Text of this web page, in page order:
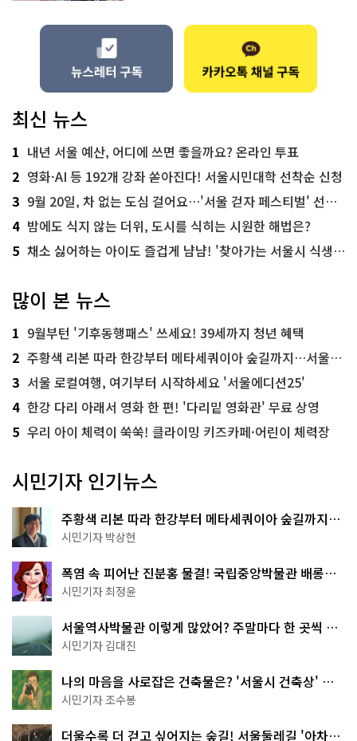
최신 뉴스
1 내년 서울 예산, 어디에 쓰면 좋을까요? 온라인 투표
2 영화·AI 등 192개 강좌 쏟아진다! 서울시민대학 선착순 신청
3 9월 20일, 차 없는 도심 걸어요…'서울 걷자 페스티벌' 선착순 5천명
4 밤에도 식지 않는 더위, 도시를 식히는 시원한 해법은?
5 채소 싫어하는 아이도 즐겁게 냠냠! '찾아가는 서울시 식생활 교육' 현장
많이 본 뉴스
1 9월부턴 '기후동행패스' 쓰세요! 39세까지 청년 혜택
2 주황색 리본 따라 한강부터 메타세쿼이아 숲길까지…서울둘레길 15코스
3 서울 로컬여행, 여기부터 시작하세요 '서울에디션25'
4 한강 다리 아래서 영화 한 편! '다리밑 영화관' 무료 상영
5 우리 아이 체력이 쑥쑥! 클라이밍 키즈카페·어린이 체력장
시민기자 인기뉴스
주황색 리본 따라 한강부터 메타세쿼이아 숲길까지…
서울둘레길 15코스
시민기자 박상현
폭염 속 피어난 진분홍 물결! 국립중앙박물관 배롱나
무 명소
시민기자 최정윤
서울역사박물관 이렇게 많았어? 주말마다 한 곳씩 떠
나는 역사 산책
시민기자 김대진
나의 마음을 사로잡은 건축물은? '서울시 건축상' 수
상작 공개!
시민기자 조수봉
더울수록 더 걷고 싶어지는 숲길! 서울둘레길 '아차산